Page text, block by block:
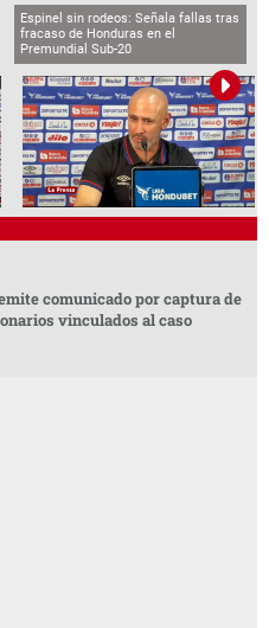
Espinel sin rodeos: Señala fallas tras
fracaso de Honduras en el
Premundial Sub-20
comunicado por captura de
vinculados al caso